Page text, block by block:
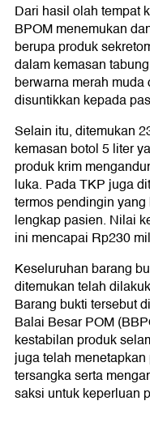
Dari hasil olah tempat
BPOM menemukan
berupa produk
dalam kemasan
berwarna merah
disuntikkan kepada
Selain itu, ditemukan
kemasan botol 5 liter
produk krim
luka. Pada TKP juga
termos pendingin
lengkap pasien. Nilai
ini mencapai Rp230
Keseluruhan barang
ditemukan telah
Barang bukti tersebut
Balai Besar POM
kestabilan produk
juga telah
tersangka serta
saksi untuk keperluan